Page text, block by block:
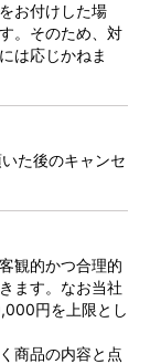
お付けした場
。そのため、対
は応じかねま
た後のキャンセ
観的かつ合理的
ます。なお当社
円を上限とし
商品の内容と点